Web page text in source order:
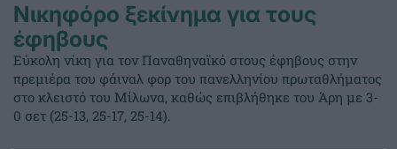
Νικηφόρο ξεκίνημα για τους
έφηβους
Εύκολη νίκη για τον Παναθηναϊκό στους έφηβους στην
πρεμιέρα του φάιναλ φορ του πανελληνίου πρωταθλήματος
στο κλειστό του Μίλωνα, καθώς επιβλήθηκε του Άρη με 3-
0 σετ (25-13, 25-17, 25-14).